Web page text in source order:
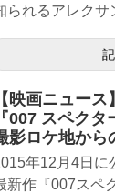
られるアレクサ
【映画ニュー
『007 スペク
影ロケ地から
年12月4日に
新作『007スペ